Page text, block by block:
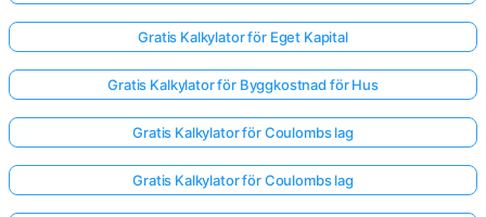
Gratis Kalkylator för Eget Kapital
Gratis Kalkylator för Byggkostnad för Hus
Gratis Kalkylator för Coulombs lag
Gratis Kalkylator för Coulombs lag